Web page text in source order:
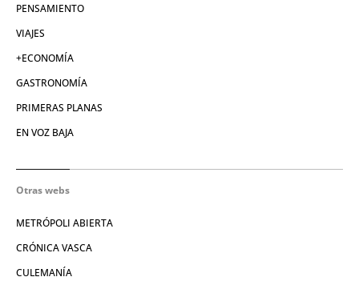
PENSAMIENTO
VIAJES
+ECONOMÍA
GASTRONOMÍA
PRIMERAS PLANAS
EN VOZ BAJA
Otras webs
METRÓPOLI ABIERTA
CRÓNICA VASCA
CULEMANÍA